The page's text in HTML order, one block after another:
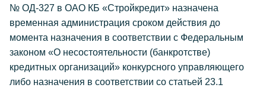
№ ОД-327 в ОАО КБ «Стройкредит» назначена
временная администрация сроком действия до
момента назначения в соответствии с Федеральным
законом «О несостоятельности (банкротстве)
кредитных организаций» конкурсного управляющего
либо назначения в соответствии со статьей 23.1